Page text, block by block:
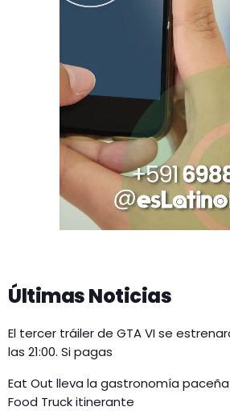
Últimas Noticias
El tercer tráiler de GTA VI se
las 21:00. Si pagas
Eat Out lleva la gastronomía
Food Truck itinerante